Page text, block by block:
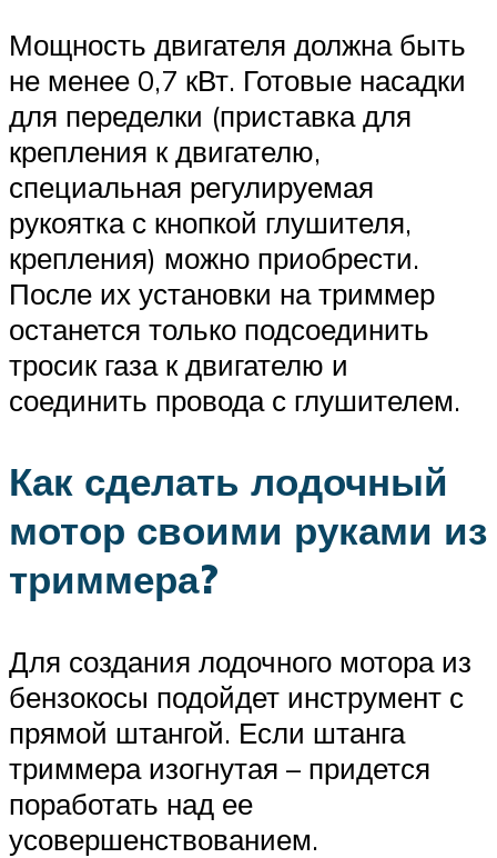
Мощность двигателя должна быть
не менее 0,7 кВт. Готовые насадки
для переделки (приставка для
крепления к двигателю,
специальная регулируемая
рукоятка с кнопкой глушителя,
крепления) можно приобрести.
После их установки на триммер
останется только подсоединить
тросик газа к двигателю и
соединить провода с глушителем.
Как сделать лодочный
мотор своими руками из
триммера?
Для создания лодочного мотора из
бензокосы подойдет инструмент с
прямой штангой. Если штанга
триммера изогнутая – придется
поработать над ее
усовершенствованием.